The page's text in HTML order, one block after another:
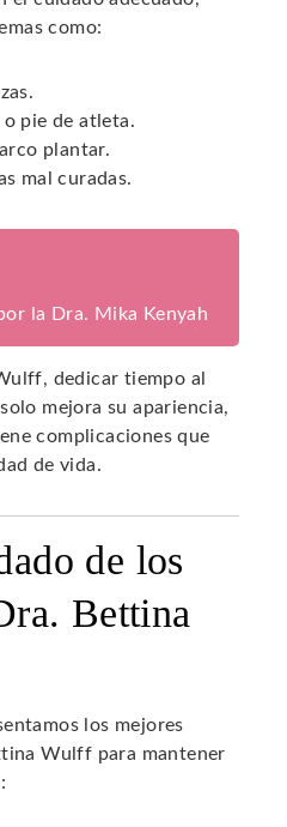
como:
o pie de atleta.
plantar.
mal curadas.
la Dra. Mika Kenyah
dedicar tiempo al
mejora su apariencia,
complicaciones que
de vida.
de los
Bettina
los mejores
Wulff para mantener